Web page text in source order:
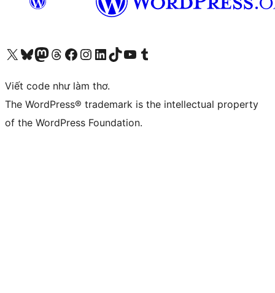
Truy cập tài khoản X (trước đây là Twitter) của chúng tôiVisit our Bluesky account
Visit our Mastodon account
Visit our Threads account
Xem trang Facebook của chúng tôiTruy cập tài khoản Instagram của chúng tôiTruy cập tài khoản LinkedIn của chúng tôiVisit our TikTok account
Truy cập kênh YouTube của chúng tôi Visit our Tumblr account
Viết code như làm thơ.
The WordPress® trademark is the intellectual property
of the WordPress Foundation.